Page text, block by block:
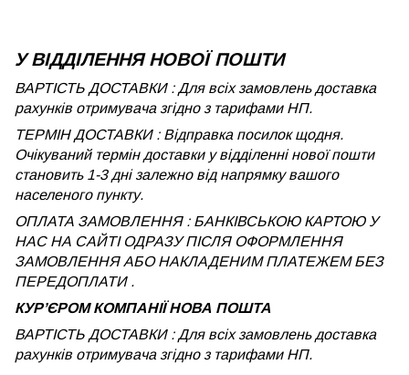
У ВІДДІЛЕННЯ НОВОЇ ПОШТИ
ВАРТІСТЬ ДОСТАВКИ : Для всіх замовлень доставка
рахунків отримувача згідно з тарифами НП.
ТЕРМІН ДОСТАВКИ : Відправка посилок щодня.
Очікуваний термін доставки у відділенні нової пошти
становить 1-3 дні залежно від напрямку вашого
населеного пункту.
ОПЛАТА ЗАМОВЛЕННЯ : БАНКІВСЬКОЮ КАРТОЮ У
НАС НА САЙТІ ОДРАЗУ ПІСЛЯ ОФОРМЛЕННЯ
ЗАМОВЛЕННЯ АБО НАКЛАДЕНИМ ПЛАТЕЖЕМ БЕЗ
ПЕРЕДОПЛАТИ .
КУРʼЄРОМ КОМПАНІЇ НОВА ПОШТА
ВАРТІСТЬ ДОСТАВКИ : Для всіх замовлень доставка
рахунків отримувача згідно з тарифами НП.